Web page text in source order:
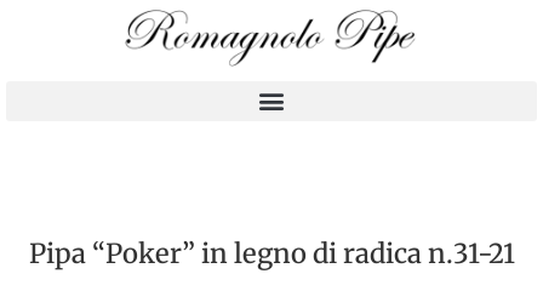
Pipa “Poker” in legno di radica n.31-21